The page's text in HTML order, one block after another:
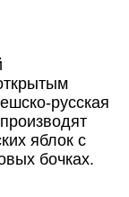
русская
яблок с
бочках.